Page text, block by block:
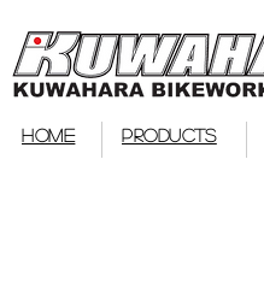
HOME PRODUCTS